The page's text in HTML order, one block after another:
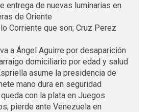
entrega de nuevas luminarias en
de Oriente
Corriente que son; Cruz Perez
a Ángel Aguirre por desaparición
domiciliario por edad y salud
asume la presidencia de
mano dura en seguridad
con la plata en Juegos
pierde ante Venezuela en